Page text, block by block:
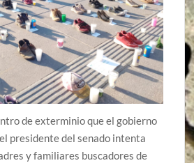
de exterminio que el gobierno
presidente del senado intenta
y familiares buscadores de